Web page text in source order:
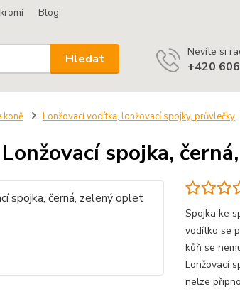
Blog
Hledat Nevíte si
+420
koně Lonžovací vodítka, lonžovací spojky, průvlečky
spojka,
Spojka ke
vodítko se
kůň se
Lonžovací
nelze